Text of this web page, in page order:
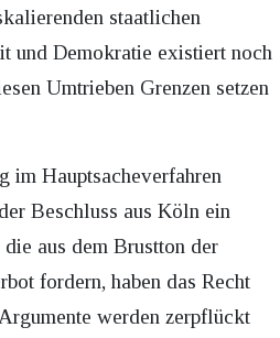
staatlichen
und Demokratie existiert noch
Umtrieben Grenzen setzen
im Hauptsacheverfahren
Beschluss aus Köln ein
aus dem Brustton der
fordern, haben das Recht
werden zerpflückt